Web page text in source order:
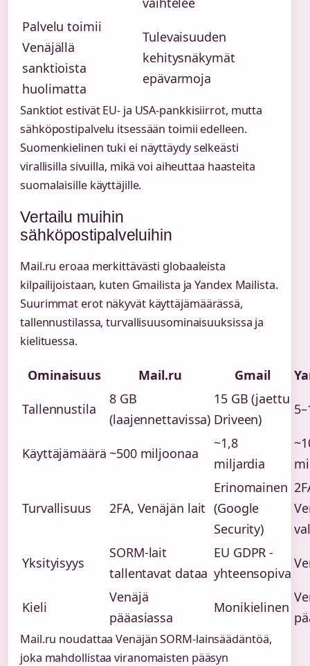
Palvelu toimii
Venäjällä
sanktioista
huolimatta
Tulevaisuuden
kehitysnäkymät
epävarmoja
Sanktiot estivät EU- ja USA-pankkisiirrot, mutta
sähköpostipalvelu itsessään toimii edelleen.
Suomenkielinen tuki ei näyttäydy selkeästi
virallisilla sivuilla, mikä voi aiheuttaa haasteita
suomalaisille käyttäjille.
Vertailu muihin
sähköpostipalveluihin
Mail.ru eroaa merkittävästi globaaleista
kilpailijoistaan, kuten Gmailista ja Yandex Mailista.
Suurimmat erot näkyvät käyttäjämäärässä,
tallennustilassa, turvallisuusominaisuuksissa ja
kielituessa.
Ominaisuus Mail.ru Gmail
Tallennustila
8 GB
(laajennettavissa)
15 GB (jaettu
Driveen)
Käyttäjämäärä ~500 miljoonaa
~1,8
miljardia
Turvallisuus 2FA, Venäjän lait
Erinomainen
(Google
Security)
Yksityisyys
SORM-lait
tallentavat dataa
EU GDPR -
yhteensopiva
Kieli
Venäjä
pääasiassa
Monikielinen
Mail.ru noudattaa Venäjän SORM-lainsäädäntöä,
joka mahdollistaa viranomaisten pääsyn